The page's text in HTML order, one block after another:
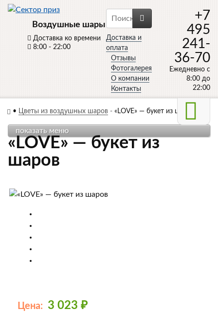
Воздушные шары
Доставка ко времени
8:00 - 22:00
Доставка и
оплата
Отзывы
Фотогалерея
О компании
Контакты
+7
495
241-
36-70
Ежедневно с
8:00 до
22:00
• Цветы из воздушных шаров- «LOVE» — букет из шаров
«LOVE» — букет из
шаров
Цена: 3 023 ₽
показать меню